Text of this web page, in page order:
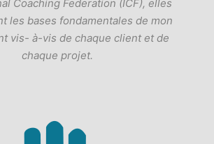
Coaching Federation (ICF), elles
les bases fondamentales de mon
vis- à-vis de chaque client et de
chaque projet.